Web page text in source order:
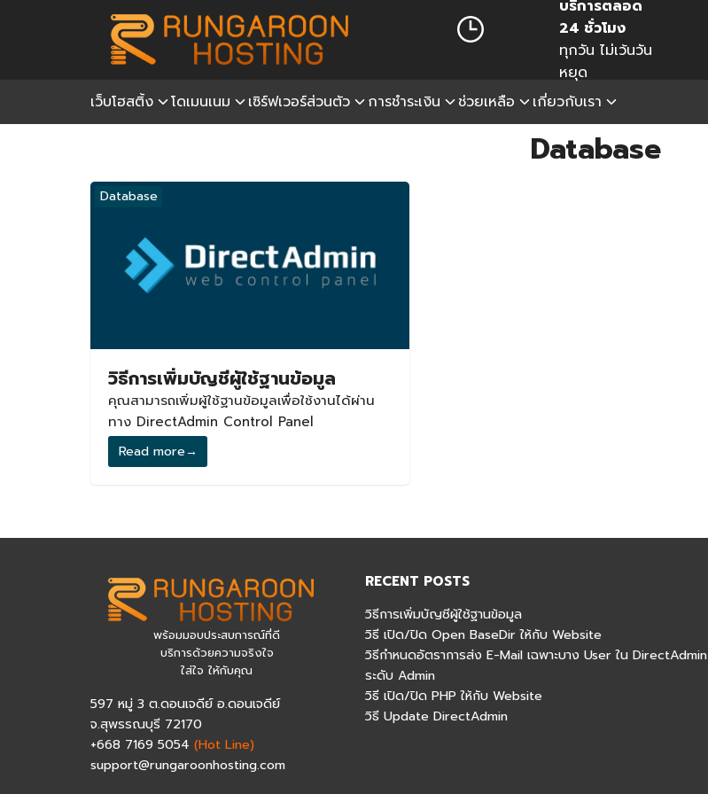
บริการตลอด
24 ชั่วโมง
ทุกวัน ไม่เว้นวัน
หยุด
เว็บโฮสติ้ง โดเมนเนม เซิร์ฟเวอร์ส่วนตัว การชำระเงิน ช่วยเหลือ
เกี่ยวกับเรา
Database
Database
วิธีการเพิ่มบัญชีผู้ใช้ฐานข้อมูล
คุณสามารถเพิ่มผู้ใช้ฐานข้อมูลเพื่อใช้งานได้ผ่าน
ทาง DirectAdmin Control Panel
Read more→
พร้อมมอบประสบการณ์ที่ดี
บริการด้วยความจริงใจ
ใส่ใจ ให้กับคุณ
597 หมู่ 3 ต.ดอนเจดีย์ อ.ดอนเจดีย์
จ.สุพรรณบุรี 72170
+668 7169 5054 (Hot Line)
support@rungaroonhosting.com
RECENT POSTS
วิธีการเพิ่มบัญชีผู้ใช้ฐานข้อมูล
วิธี เปิด/ปิด Open BaseDir ให้กับ Website
วิธีกำหนดอัตราการส่ง E-Mail เฉพาะบาง User ใน DirectAdmin
ระดับ Admin
วิธี เปิด/ปิด PHP ให้กับ Website
วิธี Update DirectAdmin